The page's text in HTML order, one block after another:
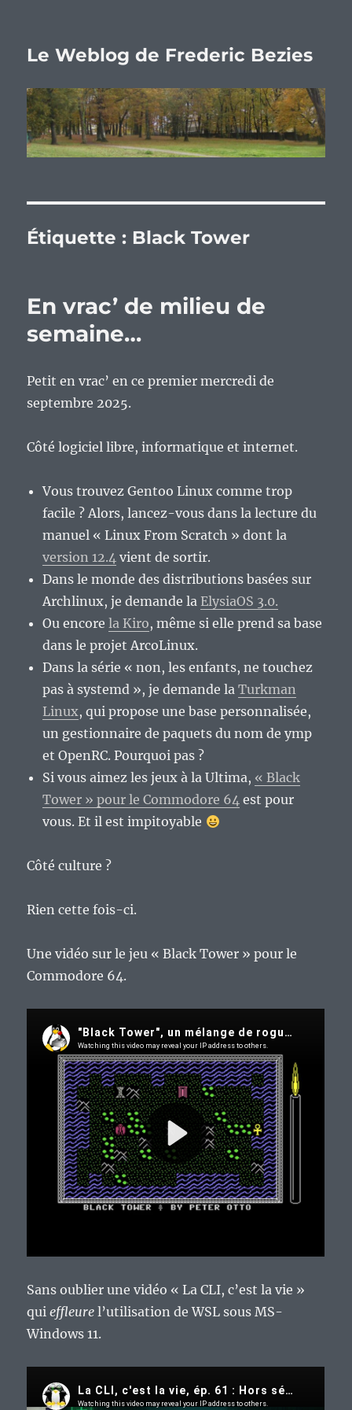
Le Weblog de Frederic Bezies
Étiquette : Black Tower
En vrac’ de milieu de
semaine…
Petit en vrac’ en ce premier mercredi de
septembre 2025.
Côté logiciel libre, informatique et internet.
Vous trouvez Gentoo Linux comme trop
facile ? Alors, lancez-vous dans la lecture du
manuel « Linux From Scratch » dont la
version 12.4 vient de sortir.
Dans le monde des distributions basées sur
Archlinux, je demande laElysiaOS 3.0.
Ou encorela Kiro, même si elle prend sa base
dans le projet ArcoLinux.
Dans la série « non, les enfants, ne touchez
pas à systemd », je demande laTurkman
Linux, qui propose une base personnalisée,
un gestionnaire de paquets du nom de ymp
et OpenRC. Pourquoi pas ?
Si vous aimez les jeux à la Ultima, « Black
Tower » pour le Commodore 64 est pour
vous. Et il est impitoyable
Côté culture ?
Rien cette fois-ci.
Une vidéo sur le jeu « Black Tower » pour le
Commodore 64.
Sans oublier une vidéo « La CLI, c’est la vie »
quieffleure l’utilisation de WSL sous MS-
Windows 11.